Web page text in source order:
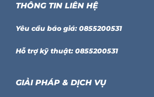
THÔNG TIN LIÊN HỆ
Yêu cầu báo giá: 0855200531
Hỗ trợ kỹ thuật: 0855200531
GIẢI PHÁP & DỊCH VỤ